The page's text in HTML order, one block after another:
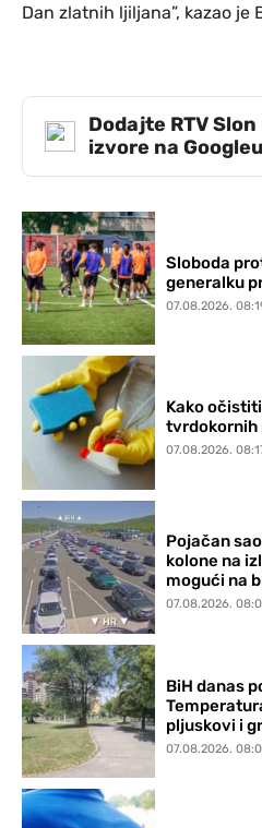
Dan zlatnih ljiljana”, kazao je
Dodajte RTV
izvore na Googleu
Sloboda
generalku
07.08.2026.
Kako
tvrdokornih
07.08.2026.
Pojačan
kolone na
mogući na
07.08.2026.
BiH danas
pljuskovi i
07.08.2026.